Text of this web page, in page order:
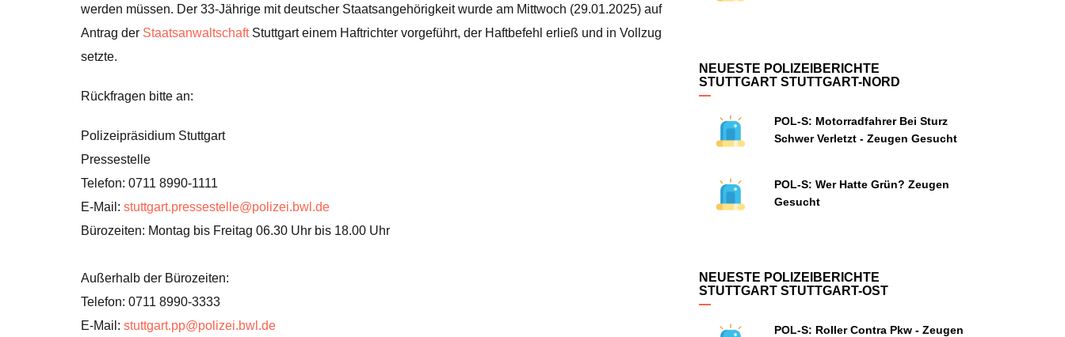
werden müssen. Der 33-Jährige mit deutscher Staatsangehörigkeit wurde am Mittwoch (29.01.2025) auf
Antrag der StaatsanwaltschaftStuttgart einem Haftrichter vorgeführt, der Haftbefehl erließ und in Vollzug
setzte.
Rückfragen bitte an:
Polizeipräsidium Stuttgart
Pressestelle
Telefon: 0711 8990-1111
E-Mail: stuttgart.pressestelle@polizei.bwl.de
Bürozeiten: Montag bis Freitag 06.30 Uhr bis 18.00 Uhr
Außerhalb der Bürozeiten:
Telefon: 0711 8990-3333
E-Mail: stuttgart.pp@polizei.bwl.de
NEUESTE POLIZEIBERICHTE
STUTTGART STUTTGART-NORD
POL-S: Motorradfahrer Bei Sturz
Schwer Verletzt - Zeugen Gesucht
POL-S: Wer Hatte Grün? Zeugen
Gesucht
NEUESTE POLIZEIBERICHTE
STUTTGART STUTTGART-OST
POL-S: Roller Contra Pkw - Zeugen